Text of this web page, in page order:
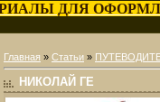
ДЛЯ
Главная » Статьи »
НИКОЛАЙ ГЕ